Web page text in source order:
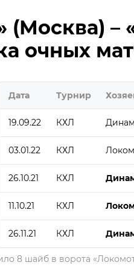
(Москва) –
очных
Дата Турнир
19.09.22 КХЛ
03.01.22 КХЛ
26.10.21 КХЛ
11.10.21 КХЛ
26.11.21 КХЛ
8 шайб в ворота